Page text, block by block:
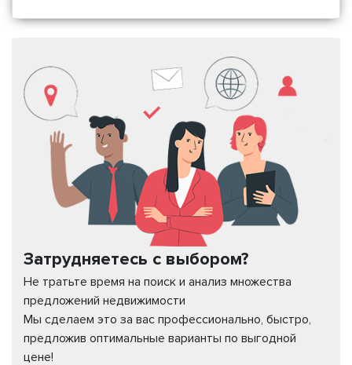
Затрудняетесь с выбором?
Не тратьте время на поиск и анализ множества
предложений недвижимости
Мы сделаем это за вас профессионально, быстро,
предложив оптимальные варианты по выгодной
цене!